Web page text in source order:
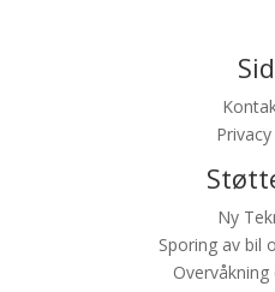
Ny
Sporing av bil